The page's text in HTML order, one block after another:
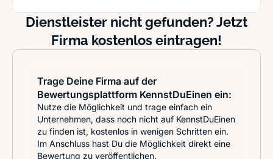
Dienstleister nicht gefunden? Jetzt
Firma kostenlos eintragen!
Trage Deine Firma auf der
Bewertungsplattform KennstDuEinen ein:
Nutze die Möglichkeit und trage einfach ein
Unternehmen, dass noch nicht auf KennstDuEinen
zu finden ist, kostenlos in wenigen Schritten ein.
Im Anschluss hast Du die Möglichkeit direkt eine
Bewertung zu veröffentlichen.